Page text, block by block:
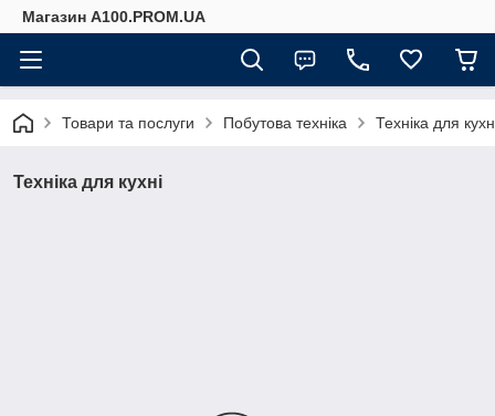
Магазин A100.PROM.UA
Товари та послуги Побутова техніка Техніка для
Техніка для кухні